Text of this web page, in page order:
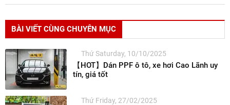
BÀI VIẾT CÙNG CHUYÊN MỤC
Thứ Saturday, 10/10/2025
【HOT】Dán PPF ô tô, xe hơi Cao Lãnh uy
tín, giá tốt
Thứ Friday, 27/02/2025